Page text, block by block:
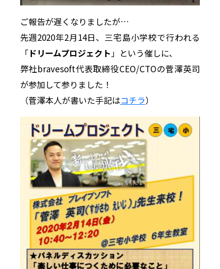
ご報告が遅くなりましたが…
先週2020年2月14日、三宅島小学校で行われる
「ドリームプロジェクト」という催しに、
弊社bravesoft代表取締役CEO/CTOの菅澤英司
が参加して参りました！
（菅澤本人が書いた手記はコチラ）